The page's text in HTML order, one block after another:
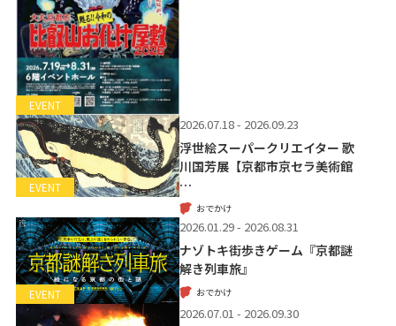
EVENT
EVENT
2026.07.18 - 2026.09.23
浮世絵スーパークリエイター 歌
川国芳展【京都市京セラ美術館
…
おでかけ
EVENT
2026.01.29 - 2026.08.31
ナゾトキ街歩きゲーム『京都謎
解き列車旅』
おでかけ
2026.07.01 - 2026.09.30